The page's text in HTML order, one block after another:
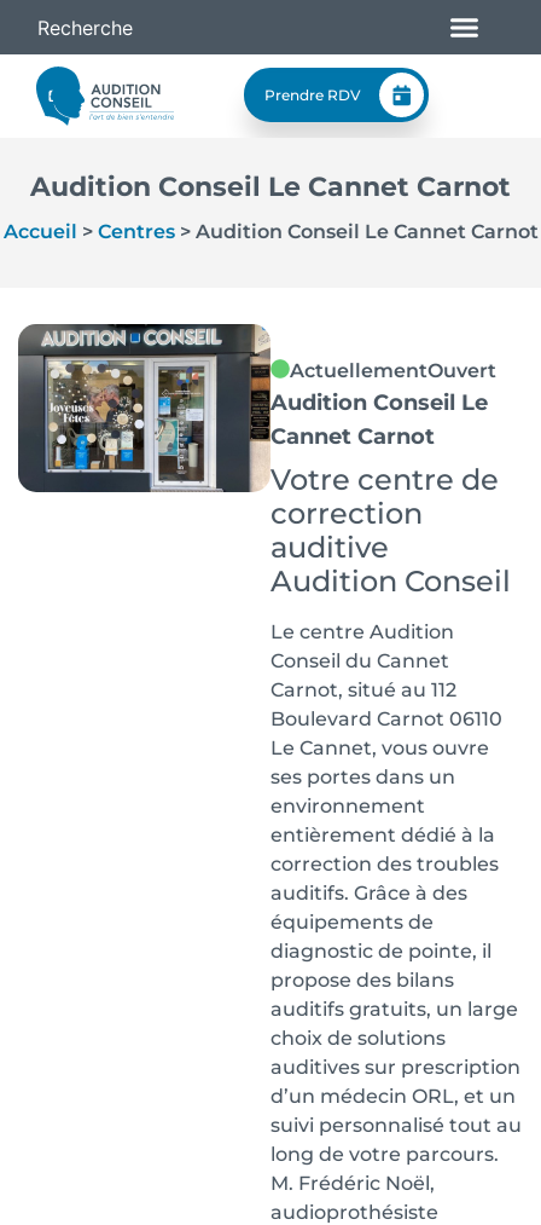
Prendre RDV
Audition Conseil Le Cannet Carnot
Accueil > Centres> Audition Conseil Le Cannet Carnot
ActuellementOuvert
Audition Conseil Le
Cannet Carnot
Votre centre de
correction
auditive
Audition Conseil
Le centre Audition
Conseil du Cannet
Carnot, situé au 112
Boulevard Carnot 06110
Le Cannet, vous ouvre
ses portes dans un
environnement
entièrement dédié à la
correction des troubles
auditifs. Grâce à des
équipements de
diagnostic de pointe, il
propose des bilans
auditifs gratuits, un large
choix de solutions
auditives sur prescription
d’un médecin ORL, et un
suivi personnalisé tout au
long de votre parcours.
M. Frédéric Noël,
audioprothésiste